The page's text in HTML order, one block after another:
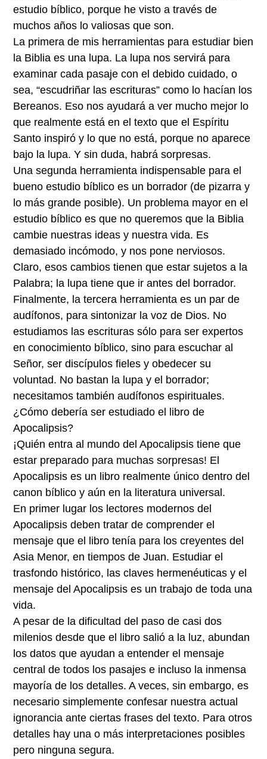
estudio bíblico, porque he visto a través de
muchos años lo valiosas que son.
La primera de mis herramientas para estudiar bien
la Biblia es una lupa. La lupa nos servirá para
examinar cada pasaje con el debido cuidado, o
sea, “escudriñar las escrituras” como lo hacían los
Bereanos. Eso nos ayudará a ver mucho mejor lo
que realmente está en el texto que el Espíritu
Santo inspiró y lo que no está, porque no aparece
bajo la lupa. Y sin duda, habrá sorpresas.
Una segunda herramienta indispensable para el
bueno estudio bíblico es un borrador (de pizarra y
lo más grande posible). Un problema mayor en el
estudio bíblico es que no queremos que la Biblia
cambie nuestras ideas y nuestra vida. Es
demasiado incómodo, y nos pone nerviosos.
Claro, esos cambios tienen que estar sujetos a la
Palabra; la lupa tiene que ir antes del borrador.
Finalmente, la tercera herramienta es un par de
audífonos, para sintonizar la voz de Dios. No
estudiamos las escrituras sólo para ser expertos
en conocimiento bíblico, sino para escuchar al
Señor, ser discípulos fieles y obedecer su
voluntad. No bastan la lupa y el borrador;
necesitamos también audífonos espirituales.
¿Cómo debería ser estudiado el libro de
Apocalipsis?
¡Quién entra al mundo del Apocalipsis tiene que
estar preparado para muchas sorpresas! El
Apocalipsis es un libro realmente único dentro del
canon bíblico y aún en la literatura universal.
En primer lugar los lectores modernos del
Apocalipsis deben tratar de comprender el
mensaje que el libro tenía para los creyentes del
Asia Menor, en tiempos de Juan. Estudiar el
trasfondo histórico, las claves hermenéuticas y el
mensaje del Apocalipsis es un trabajo de toda una
vida.
A pesar de la dificultad del paso de casi dos
milenios desde que el libro salió a la luz, abundan
los datos que ayudan a entender el mensaje
central de todos los pasajes e incluso la inmensa
mayoría de los detalles. A veces, sin embargo, es
necesario simplemente confesar nuestra actual
ignorancia ante ciertas frases del texto. Para otros
detalles hay una o más interpretaciones posibles
pero ninguna segura.